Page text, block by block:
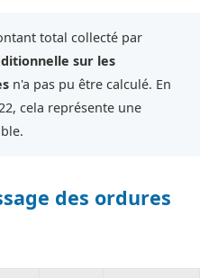
total collecté par
sur les
n'a pas pu être calculé. En
cela représente une
des ordures